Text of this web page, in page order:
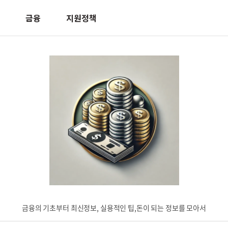
금융 지원정책
금융의 기초부터 최신정보, 실용적인 팁,돈이 되는 정보를 모아서